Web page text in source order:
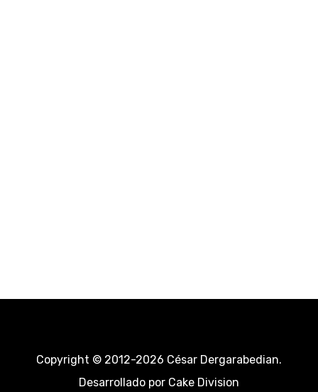
Copyright © 2012-2026 César Dergarabedian.
Desarrollado porCake Division